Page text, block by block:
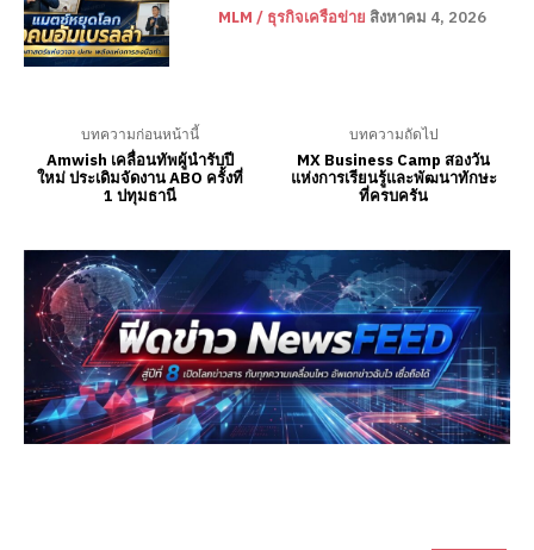
MLM / ธุรกิจเครือข่าย สิงหาคม 4, 2026
บทความก่อนหน้านี้
Amwish เคลื่อนทัพผู้นำรับปี
ใหม่ ประเดิมจัดงาน ABO ครั้งที่
1 ปทุมธานี
บทความถัดไป
MX Business Camp สองวัน
แห่งการเรียนรู้และพัฒนาทักษะ
ที่ครบครัน